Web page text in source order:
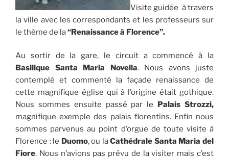
Visite guidée à travers
la ville avec les correspondants et les professeurs sur
le thème de la“Renaissance à Florence”.
Au sortir de la gare, le circuit a commencé à la
Basilique Santa Maria Novella. Nous avons juste
contemplé et commenté la façade renaissance de
cette magnifique église qui à l’origine était gothique.
Nous sommes ensuite passé par le Palais Strozzi,
magnifique exemple des palais florentins. Enfin nous
sommes parvenus au point d’orgue de toute visite à
Florence : le Duomo, ou laCathédrale Santa Maria del
Fiore. Nous n’avions pas prévu de la visiter mais c’est